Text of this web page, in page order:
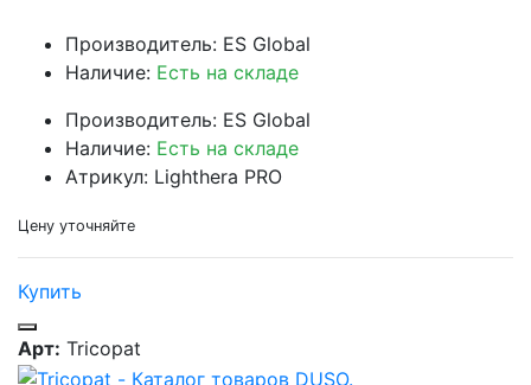
Производитель: ES Global
Наличие: Есть на складе
Производитель: ES Global
Наличие: Есть на складе
Атрикул: Lighthera PRO
Цену уточняйте
Купить
Арт: Tricopat